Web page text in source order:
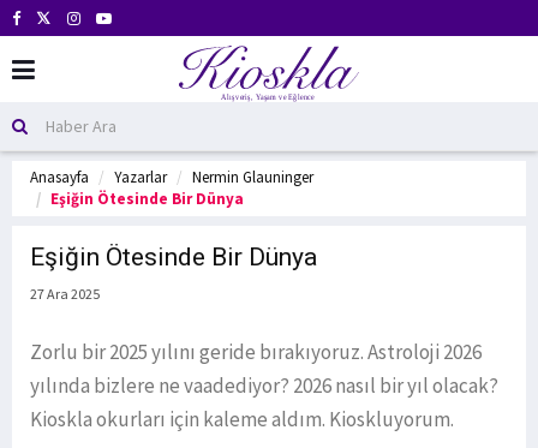
Anasayfa Yazarlar
Nermin Glauninger
Eşiğin Ötesinde Bir Dünya
Eşiğin Ötesinde Bir Dünya
27 Ara 2025
Zorlu bir 2025 yılını geride bırakıyoruz. Astroloji 2026
yılında bizlere ne vaadediyor? 2026 nasıl bir yıl olacak?
Kioskla okurları için kaleme aldım. Kioskluyorum.